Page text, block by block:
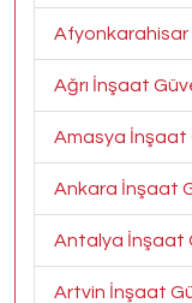
Afyonkarahisar
Ağrı İnşaat
Amasya İnşaat
Ankara İnşaat
Antalya İnşaat
Artvin İnşaat